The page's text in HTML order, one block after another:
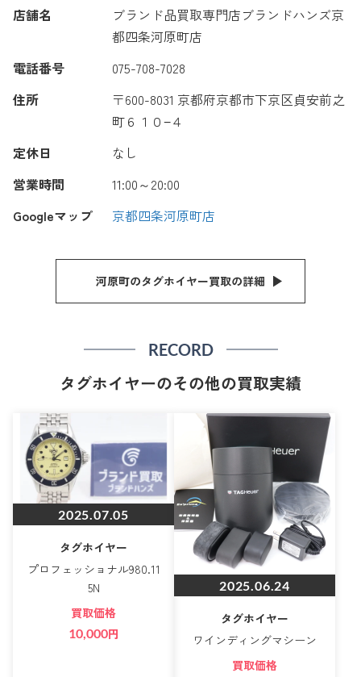
店舗名
ブランド品買取専門店ブランドハンズ京
都四条河原町店
電話番号
075-708-7028
住所
〒600-8031 京都府京都市下京区貞安前之
町６１０−４
定休日
なし
営業時間
11:00～20:00
Googleマップ
京都四条河原町店
河原町のタグホイヤー買取の詳細
RECORD
タグホイヤーのその他の買取実績
2025.07.05
タグホイヤー
プロフェッショナル980.11
5N
買取価格
10,000円
2025.06.24
タグホイヤー
ワインディングマシーン
買取価格